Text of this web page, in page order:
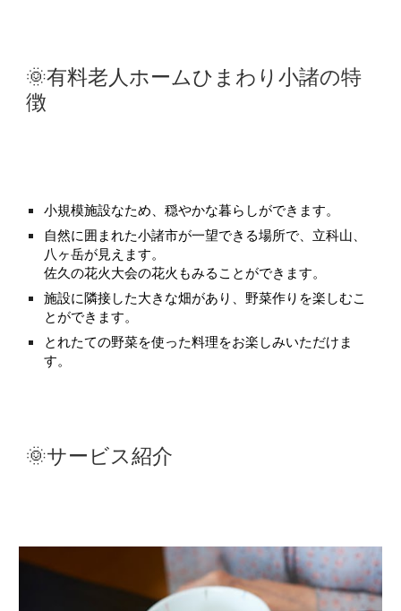
🌞有料老人ホームひまわり小諸の特
徴
小規模施設なため、穏やかな暮らしができます。
自然に囲まれた小諸市が一望できる場所で、立科山、
八ヶ岳が見えます。
佐久の花火大会の花火もみることができます。
施設に隣接した大きな畑があり、野菜作りを楽しむこ
とができます。
とれたての野菜を使った料理をお楽しみいただけま
す。
🌞サービス紹介